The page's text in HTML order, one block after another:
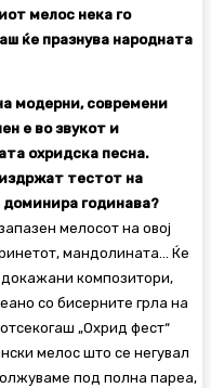
мелос нека го
ќе празнува народната
модерни, современи
е во звукот и
охридска песна.
тестот на
доминира годинава?
мелосот на овој
мандолината… Ќе
композитори,
со бисерните грла на
„Охрид фест“
мелос што се негувал
под полна пареа,